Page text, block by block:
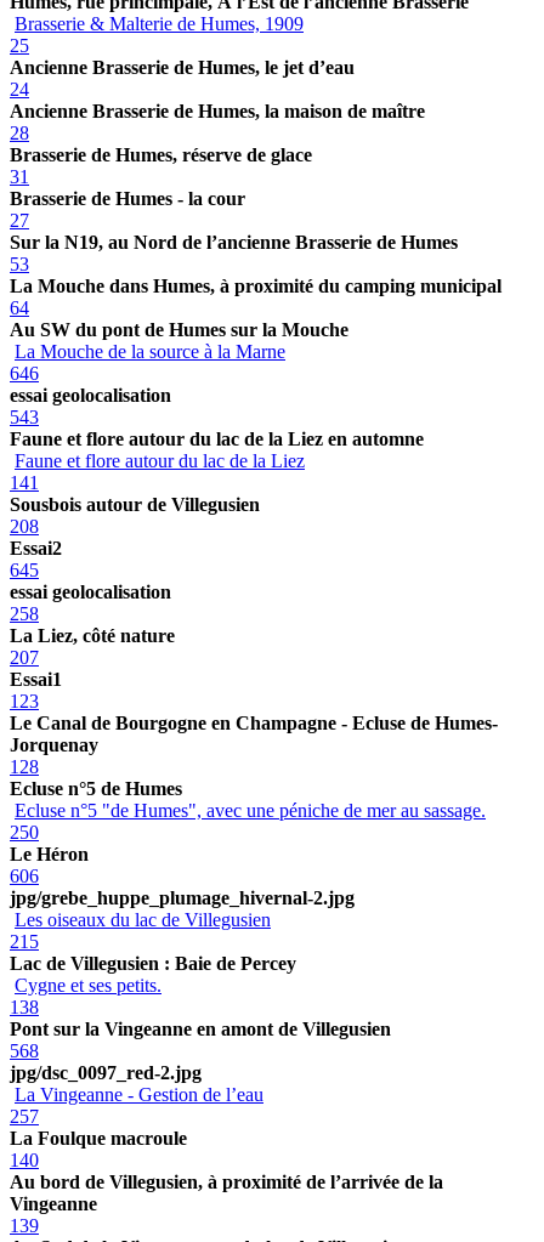
Brasserie & Malterie de Humes, 1909
25
Ancienne Brasserie de Humes, le jet d’eau
24
Ancienne Brasserie de Humes, la maison de maître
28
Brasserie de Humes, réserve de glace
31
Brasserie de Humes - la cour
27
Sur la N19, au Nord de l’ancienne Brasserie de Humes
53
La Mouche dans Humes, à proximité du camping municipal
64
Au SW du pont de Humes sur la Mouche
La Mouche de la source à la Marne
646
essai geolocalisation
543
Faune et flore autour du lac de la Liez en automne
Faune et flore autour du lac de la Liez
141
Sousbois autour de Villegusien
208
Essai2
645
essai geolocalisation
258
La Liez, côté nature
207
Essai1
123
Le Canal de Bourgogne en Champagne - Ecluse de Humes-
Jorquenay
128
Ecluse n°5 de Humes
Ecluse n°5 "de Humes", avec une péniche de mer au sassage.
250
Le Héron
606
jpg/grebe_huppe_plumage_hivernal-2.jpg
Les oiseaux du lac de Villegusien
215
Lac de Villegusien : Baie de Percey
Cygne et ses petits.
138
Pont sur la Vingeanne en amont de Villegusien
568
jpg/dsc_0097_red-2.jpg
La Vingeanne - Gestion de l’eau
257
La Foulque macroule
140
Au bord de Villegusien, à proximité de l’arrivée de la
Vingeanne
139